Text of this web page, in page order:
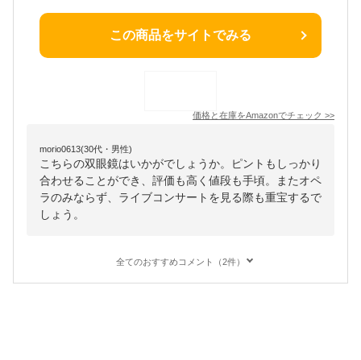
この商品をサイトでみる
価格と在庫をAmazonでチェック >>
morio0613(30代・男性)
こちらの双眼鏡はいかがでしょうか。ピントもしっかり
合わせることができ、評価も高く値段も手頃。またオペ
ラのみならず、ライブコンサートを見る際も重宝するで
しょう。
全てのおすすめコメント（2件）